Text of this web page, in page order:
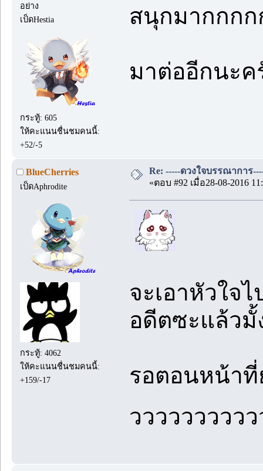
อย่าง
เป็ดHestia
กระทู้: 605
ให้คะแนนชื่นชมคนนี้:
+52/-5
สนุกมากกกก
มาต่ออีกนะค
BlueCherries
เป็ดAphrodite
กระทู้: 4062
ให้คะแนนชื่นชมคนนี้:
+159/-17
Re: -----ดวงใจบรรณาการ
«ตอบ #92 เมื่อ28-08-2016
จะเอาหัวใจ
อดีตซะแล้วมั้
รอตอนหน้าที่
ววววววววว